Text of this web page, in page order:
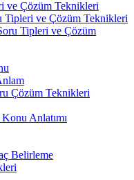
ve Çözüm Teknikleri
Tipleri ve Çözüm Teknikleri
Tipleri ve Çözüm
Çözüm Teknikleri
Anlatımı
Belirleme